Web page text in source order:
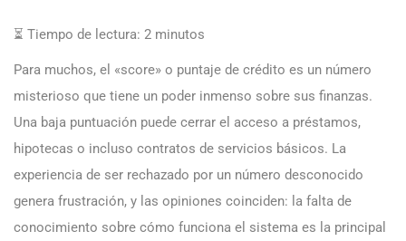
⏳ Tiempo de lectura: 2 minutos
Para muchos, el «score» o puntaje de crédito es un número
misterioso que tiene un poder inmenso sobre sus finanzas.
Una baja puntuación puede cerrar el acceso a préstamos,
hipotecas o incluso contratos de servicios básicos. La
experiencia de ser rechazado por un número desconocido
genera frustración, y las opiniones coinciden: la falta de
conocimiento sobre cómo funciona el sistema es la principal